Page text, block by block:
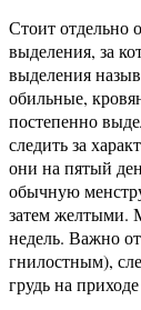
Стоит отдельно
выделения, за
выделения
обильные,
постепенно
следить за
они на пятый
обычную
затем желтыми.
недель. Важно
гнилостным),
грудь на